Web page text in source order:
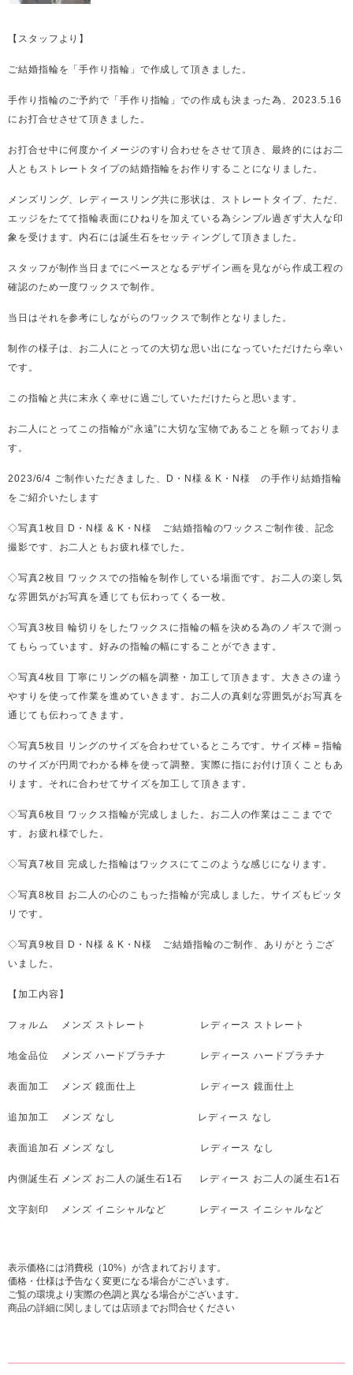
【スタッフより】
ご結婚指輪を「手作り指輪」で作成して頂きました。
手作り指輪のご予約で「手作り指輪」での作成も決まった為、2023.5.16
にお打合せさせて頂きました。
お打合せ中に何度かイメージのすり合わせをさせて頂き、最終的にはお二
人ともストレートタイプの結婚指輪をお作りすることになりました。
メンズリング、レディースリング共に形状は、ストレートタイプ、ただ、
エッジをたてて指輪表面にひねりを加えている為シンプル過ぎず大人な印
象を受けます。内石には誕生石をセッティングして頂きました。
スタッフが制作当日までにベースとなるデザイン画を見ながら作成工程の
確認のため一度ワックスで制作。
当日はそれを参考にしながらのワックスで制作となりました。
制作の様子は、お二人にとっての大切な思い出になっていただけたら幸い
です。
この指輪と共に末永く幸せに過ごしていただけたらと思います。
お二人にとってこの指輪が“永遠”に大切な宝物であることを願っておりま
す。
2023/6/4 ご制作いただきました、D・N様 & K・N様 の手作り結婚指輪
をご紹介いたします
◇写真1枚目 D・N様 & K・N様 ご結婚指輪のワックスご制作後、記念
撮影です、お二人ともお疲れ様でした。
◇写真2枚目 ワックスでの指輪を制作している場面です。お二人の楽し気
な雰囲気がお写真を通じても伝わってくる一枚。
◇写真3枚目 輪切りをしたワックスに指輪の幅を決める為のノギスで測っ
てもらっています。好みの指輪の幅にすることができます。
◇写真4枚目 丁寧にリングの幅を調整・加工して頂きます。大きさの違う
やすりを使って作業を進めていきます。お二人の真剣な雰囲気がお写真を
通じても伝わってきます。
◇写真5枚目 リングのサイズを合わせているところです。サイズ棒＝指輪
のサイズが円周でわかる棒を使って調整。実際に指にお付け頂くこともあ
ります。それに合わせてサイズを加工して頂きます。
◇写真6枚目 ワックス指輪が完成しました。お二人の作業はここまでで
す。お疲れ様でした。
◇写真7枚目 完成した指輪はワックスにてこのような感じになります。
◇写真8枚目 お二人の心のこもった指輪が完成しました。サイズもピッタ
リです。
◇写真9枚目 D・N様 & K・N様 ご結婚指輪のご制作、ありがとうござ
いました。
【加工内容】
フォルム メンズ ストレート レディース ストレート
地金品位 メンズ ハードプラチナ レディース ハードプラチナ
表面加工 メンズ 鏡面仕上 レディース 鏡面仕上
追加加工 メンズ なし レディース なし
表面追加石 メンズ なし レディース なし
内側誕生石 メンズ お二人の誕生石1石 レディース お二人の誕生石1石
文字刻印 メンズ イニシャルなど レディース イニシャルなど
表示価格には消費税（10%）が含まれております。
価格・仕様は予告なく変更になる場合がございます。
ご覧の環境より実際の色調と異なる場合がございます。
商品の詳細に関しましては店頭までお問合せください